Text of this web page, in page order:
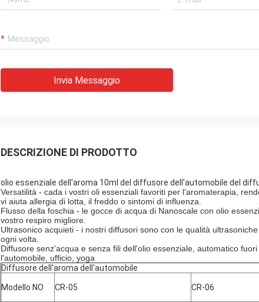
Invia Messaggio
DESCRIZIONE DI PRODOTTO
olio essenziale dell'aroma 10ml del diffusore dell'automobile del
Versatilità - cada i vostri oli essenziali favoriti per l'aromaterapia,
vi aiuta allergia di lotta, il freddo o sintomi di influenza.
Flusso della foschia - le gocce di acqua di Nanoscale con olio
vostro respiro migliore.
Ultrasonico acquieti - i nostri diffusori sono con le qualità
ogni volta.
Diffusore senz'acqua e senza fili dell'olio essenziale, automatico
l'automobile, ufficio, yoga
Diffusore dell'aroma dell'automobile
Modello NO CR-05 CR-06